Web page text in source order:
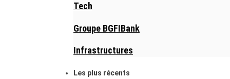
Tech
Groupe BGFIBank
Infrastructures
Les plus récents